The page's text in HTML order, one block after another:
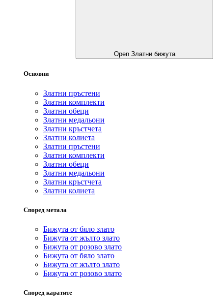
Open Златни бижута
Основни
Златни пръстени
Златни комплекти
Златни обеци
Златни медальони
Златни кръстчета
Златни колиета
Златни пръстени
Златни комплекти
Златни обеци
Златни медальони
Златни кръстчета
Златни колиета
Според метала
Бижута от бяло злато
Бижута от жълто злато
Бижута от розово злато
Бижута от бяло злато
Бижута от жълто злато
Бижута от розово злато
Според каратите